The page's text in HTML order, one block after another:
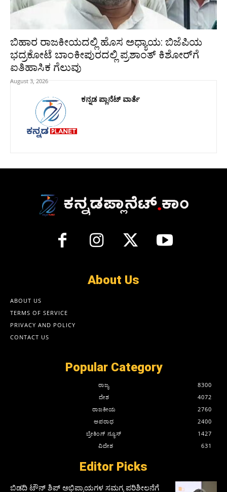
ಬಿಹಾರ ರಾಜಕೀಯದಲ್ಲಿ ಹೊಸ ಅಧ್ಯಾಯ: ಬಿಜೆಪಿಯ
ಭದ್ರಕೋಟೆ ಬಾಂಕೀಪುರದಲ್ಲಿ ಪ್ರಶಾಂತ್ ಕಿಶೋರ್‌ಗೆ
ಐತಿಹಾಸಿಕ ಗೆಲುವು
August 3, 2026
ಕನ್ನಡ ಪ್ಲಾನೆಟ್ ವಾರ್ತೆ
About Us
ABOUT US
TERMS OF SERVICE
PRIVACY AND POLICY
CONTACT US
Popular Category
ರಾಜ್ಯ
8300
ದೇಶ
4072
ರಾಜಕೀಯ
2760
ಅಪರಾಧ
2400
ಬ್ರೇಕಿಂಗ್ ನ್ಯೂಸ್
1427
ವಿದೇಶ
631
Editor Picks
ಬಿಡದಿ ಟೌನ್ ಶಿಪ್ ಅಭಿಪ್ರಾಯಗಳ ಸಮಗ್ರ ಪರಿಶೀಲನೆಗೆ